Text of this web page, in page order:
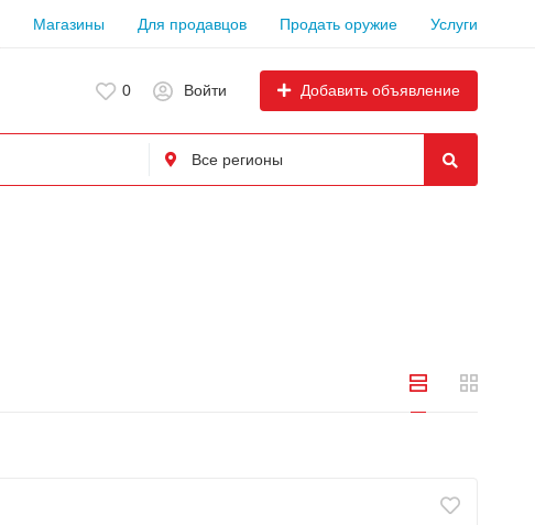
Магазины Для продавцов Продать оружие Услуги
0 Войти Добавить объявление